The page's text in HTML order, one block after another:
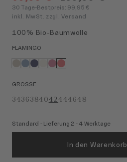
30 Tage-Bestpreis: 99,95 €
inkl. MwSt. zzgl. Versand
100% Bio-Baumwolle
FLAMINGO
GRÖSSE
3436384042444648
Standard - Lieferung 2 - 4 Werktage
In den Warenkorb